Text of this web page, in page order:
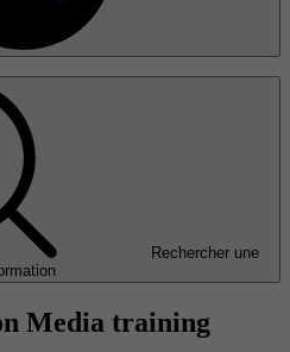
Rechercher une
Media training